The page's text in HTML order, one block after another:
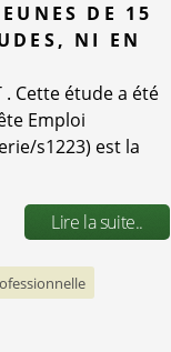
DE 15
NI EN
. Cette étude a été
Emploi
s1223) est la
Lire la suite..